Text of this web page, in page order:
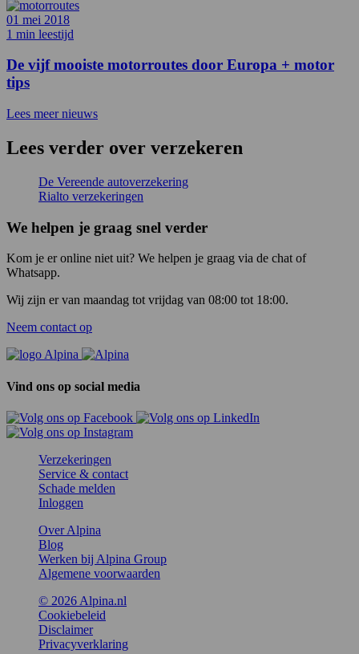
01 mei 2018
1 min leestijd
De vijf mooiste motorroutes door Europa + motor
tips
Lees meer nieuws
Lees verder over verzekeren
De Vereende autoverzekering
Rialto verzekeringen
We helpen je graag snel verder
Kom je er online niet uit? We helpen je graag via de chat of
Whatsapp.
Wij zijn er van maandag tot vrijdag van 08:00 tot 18:00.
Neem contact op
Vind ons op social media
Verzekeringen
Service & contact
Schade melden
Inloggen
Over Alpina
Blog
Werken bij Alpina Group
Algemene voorwaarden
© 2026 Alpina.nl
Cookiebeleid
Disclaimer
Privacyverklaring